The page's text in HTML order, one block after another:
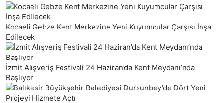
Kocaeli Gebze Kent Merkezine Yeni Kuyumcular Çarşısı İnşa
Edilecek
İzmit Alışveriş Festivali 24 Haziran’da Kent Meydanı’nda
Başlıyor